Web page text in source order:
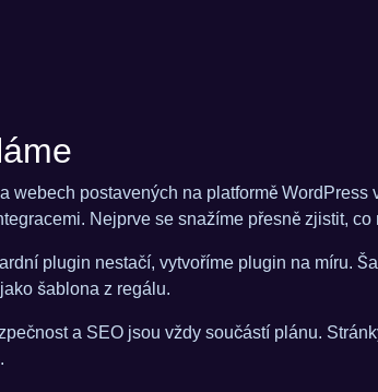
webech postavených na platformě
Nejprve se snažíme přesně zjistit,
plugin nestačí, vytvoříme plugin na míru.
šablona z regálu.
a SEO jsou vždy součástí plánu.